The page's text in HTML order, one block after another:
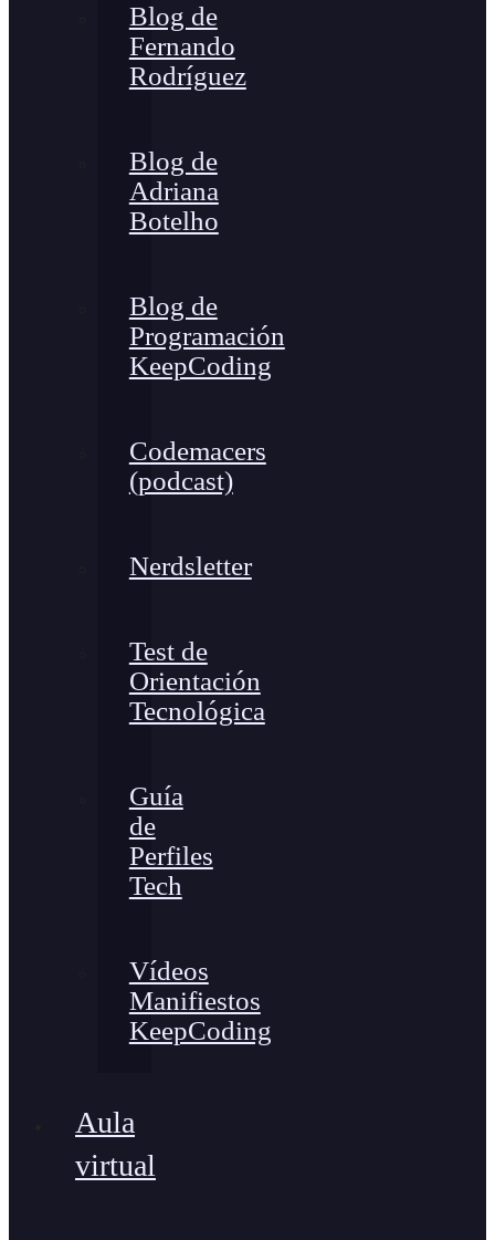
Blog de
Fernando
Rodríguez
Blog de
Adriana
Botelho
Blog de
Programación
KeepCoding
Codemacers
(podcast)
Nerdsletter
Test de
Orientación
Tecnológica
Guía
de
Perfiles
Tech
Vídeos
Manifiestos
KeepCoding
Aula
virtual